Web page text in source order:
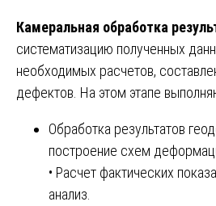
Камеральная обработка
систематизацию полученных
необходимых расчетов,
дефектов. На этом этапе
Обработка результатов
построение схем
• Расчет фактических
анализ.